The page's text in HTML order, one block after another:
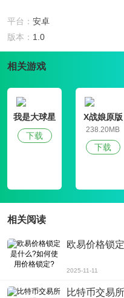
2、正确射击能达到工作的一半效果
3、每个人都有自己的看法，就是帮
1、每个时间都有很多玩家一起努力
护的
精选评测
比较飞机事故是对你的报酬打折，
平台： 安卓
版本： 1.0
相关游戏
我是大球星
下载
X战娘原版
238.20MB
下载
相关阅读
欧易价格锁
2025-11-11
比特币交易